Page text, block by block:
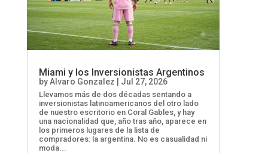
Miami y los Inversionistas Argentinos
byAlvaro Gonzalez Jul 27, 2026
Llevamos más de dos décadas sentando a
inversionistas latinoamericanos del otro lado
de nuestro escritorio en Coral Gables, y hay
una nacionalidad que, año tras año, aparece en
los primeros lugares de la lista de
compradores: la argentina. No es casualidad ni
moda...